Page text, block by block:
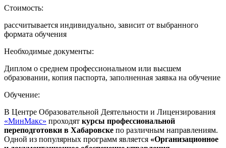
Стоимость:
рассчитывается индивидуально, зависит от выбранного
формата обучения
Необходимые документы:
Диплом о среднем профессиональном или высшем
образовании, копия паспорта, заполненная заявка на обучение
Обучение:
В Центре Образовательной Деятельности и Лицензирования
«МинМакс» проходят курсы профессиональной
переподготовки в Хабаровске по различным направлениям.
Одной из популярных программ является «Организационное